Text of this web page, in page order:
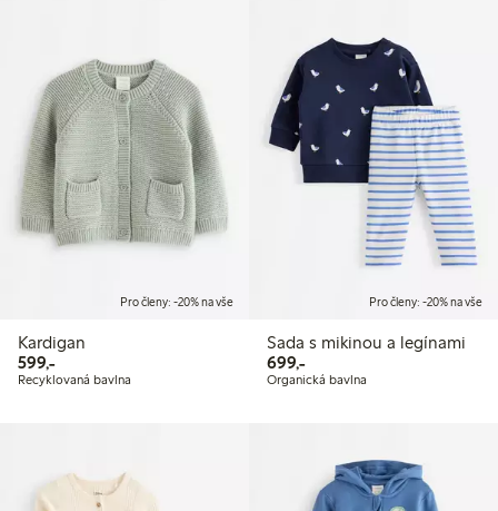
Pro členy: -20% na vše
Kardigan
599,-599,00 Kč
Recyklovaná bavlna
Pro členy: -20% na vše
Sada s mikinou a legínami
699,-699,00 Kč
Organická bavlna